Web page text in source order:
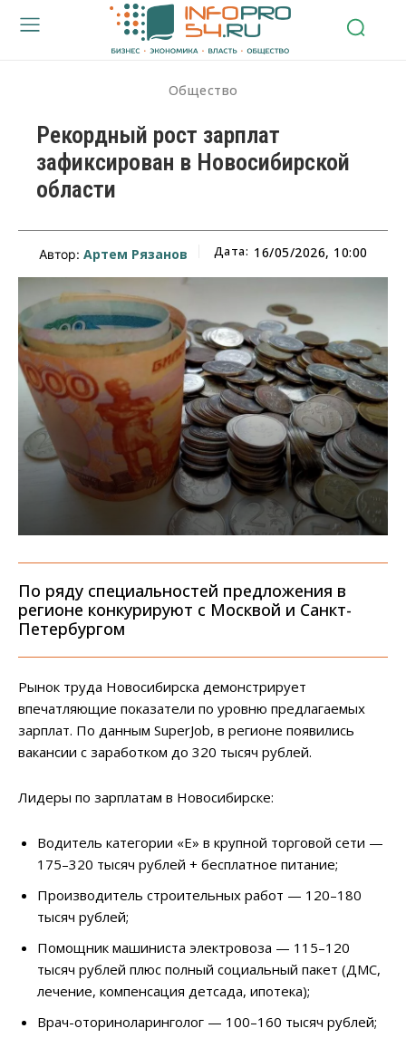
Общество
Рекордный рост зарплат
зафиксирован в Новосибирской
области
Автор: Артем Рязанов Дата: 16/05/2026, 10:00
По ряду специальностей предложения в
регионе конкурируют с Москвой и Санкт-
Петербургом
Рынок труда Новосибирска демонстрирует
впечатляющие показатели по уровню предлагаемых
зарплат. По данным SuperJob, в регионе появились
вакансии с заработком до 320 тысяч рублей.
Лидеры по зарплатам в Новосибирске:
Водитель категории «Е» в крупной торговой сети —
175–320 тысяч рублей + бесплатное питание;
Производитель строительных работ — 120–180
тысяч рублей;
Помощник машиниста электровоза — 115–120
тысяч рублей плюс полный социальный пакет (ДМС,
лечение, компенсация детсада, ипотека);
Врач-оториноларинголог — 100–160 тысяч рублей;